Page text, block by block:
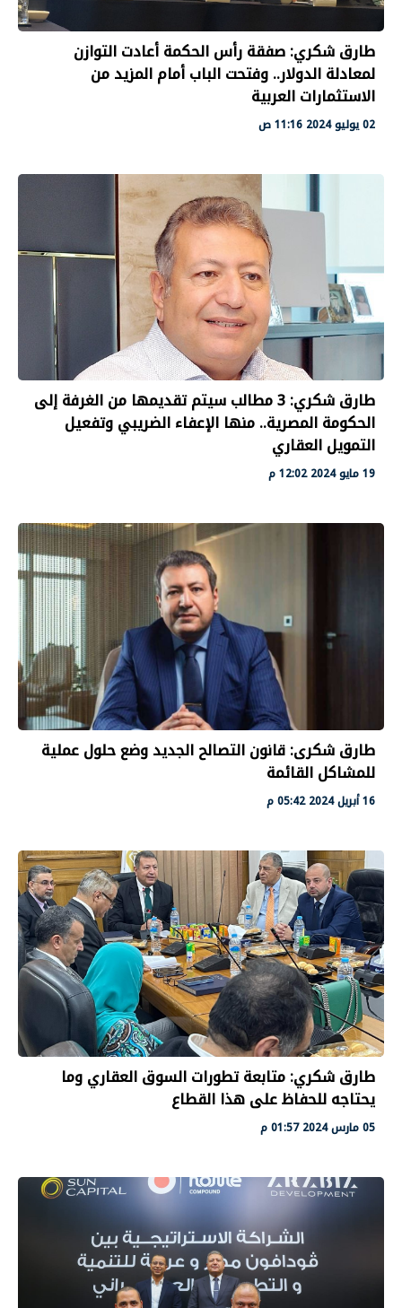
طارق شكري: صفقة رأس الحكمة أعادت التوازن
لمعادلة الدولار.. وفتحت الباب أمام المزيد من
الاستثمارات العربية
02 يوليو 2024 11:16 ص
طارق شكري: 3 مطالب سيتم تقديمها من الغرفة إلى
الحكومة المصرية.. منها الإعفاء الضريبي وتفعيل
التمويل العقاري
19 مايو 2024 12:02 م
طارق شكرى: قانون التصالح الجديد وضع حلول عملية
للمشاكل القائمة
16 أبريل 2024 05:42 م
طارق شكري: متابعة تطورات السوق العقاري وما
يحتاجه للحفاظ على هذا القطاع
05 مارس 2024 01:57 م